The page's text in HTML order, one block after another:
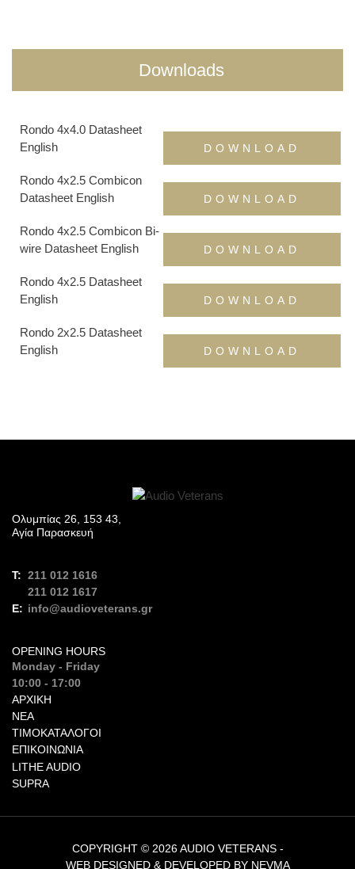
Downloads
Rondo 2x2.5 Datasheet
English
DOWNLOAD
Rondo 4x2.5 Datasheet
English
DOWNLOAD
Rondo 4x4.0 Datasheet
English
DOWNLOAD
Rondo 4x2.5 Combicon
Datasheet English
DOWNLOAD
Rondo 4x2.5 Combicon Bi-
wire Datasheet English
DOWNLOAD
Ολυμπίας 26, 153 43,
Αγία Παρασκευή
211 012 1616
211 012 1617
info@audioveterans.gr
OPENING HOURS
Monday - Friday
10:00 - 17:00
ΑΡΧΙΚΉ
ΝΈΑ
ΤΙΜΟΚΑΤΆΛΟΓΟΙ
ΕΠΙΚΟΙΝΩΝΊΑ
LITHE AUDIO
SUPRA
COPYRIGHT © 2026 AUDIO VETERANS -
WEB DESIGNED & DEVELOPED BY NEVMA